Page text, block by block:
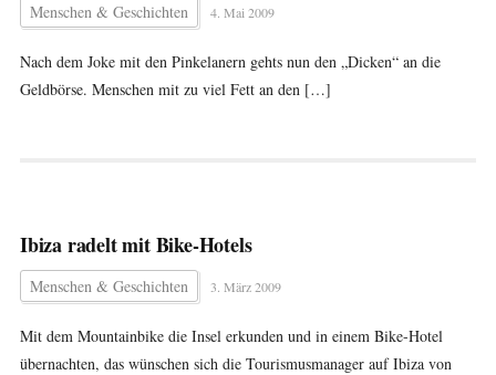
Menschen & Geschichten 4. Mai 2009
Nach dem Joke mit den Pinkelanern gehts nun den „Dicken“ an die
Geldbörse. Menschen mit zu viel Fett an den […]
Ibiza radelt mit Bike-Hotels
Menschen & Geschichten 3. März 2009
Mit dem Mountainbike die Insel erkunden und in einem Bike-Hotel
übernachten, das wünschen sich die Tourismusmanager auf Ibiza von